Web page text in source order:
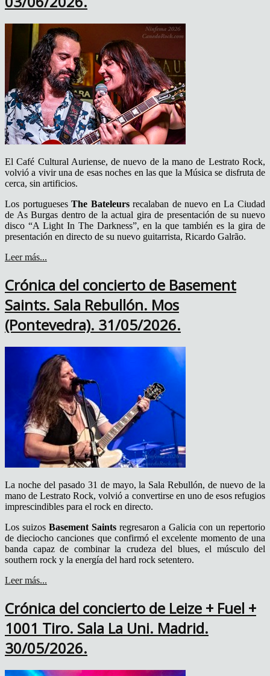
El Café Cultural Auriense, de nuevo de la mano de Lestrato Rock,
volvió a vivir una de esas noches en las que la Música se disfruta de
cerca, sin artificios.
Los portuguesesThe Bateleursrecalaban de nuevo en La Ciudad
de As Burgas dentro de la actual gira de presentación de su nuevo
disco “A Light In The Darkness”, en la que también es la gira de
presentación en directo de su nuevo guitarrista, Ricardo Galrão.
Leer más...
Crónica del concierto de Basement
Saints. Sala Rebullón. Mos
(Pontevedra). 31/05/2026.
La noche del pasado 31 de mayo, la Sala Rebullón, de nuevo de la
mano de Lestrato Rock, volvió a convertirse en uno de esos refugios
imprescindibles para el rock en directo.
Los suizos Basement Saintsregresaron a Galicia con un repertorio
de dieciocho canciones que confirmó el excelente momento de una
banda capaz de combinar la crudeza del blues, el músculo del
southern rock y la energía del hard rock setentero.
Leer más...
Crónica del concierto de Leize + Fuel +
1001 Tiro. Sala La Uni. Madrid.
30/05/2026.